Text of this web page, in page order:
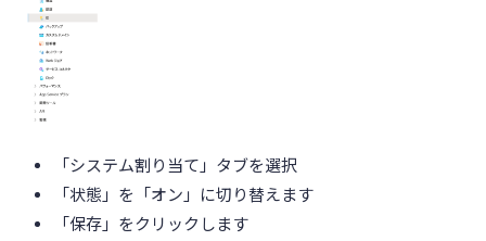
「システム割り当て」タブを選択
「状態」を「オン」に切り替えます
「保存」をクリックします